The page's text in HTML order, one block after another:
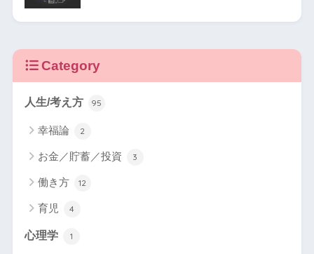
Category
人生/考え方 95
幸福論 2
お金／貯蓄／投資 3
働き方 12
育児 4
心理学 1